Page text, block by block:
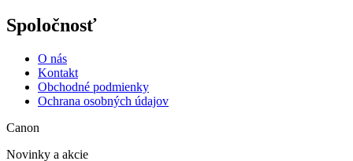
Spoločnosť
O nás
Kontakt
Obchodné podmienky
Ochrana osobných údajov
Canon
Novinky a akcie